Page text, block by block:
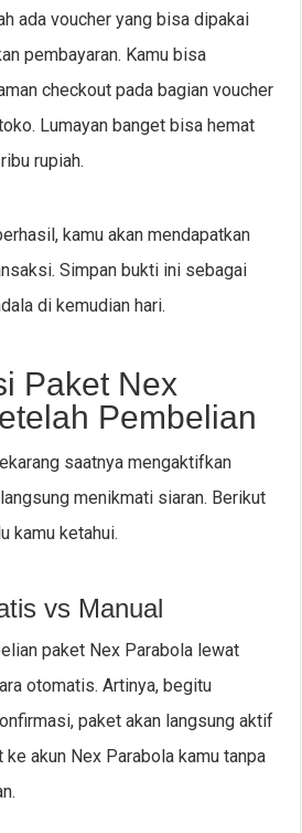
ada voucher yang bisa dipakai
pembayaran. Kamu bisa
checkout pada bagian voucher
Lumayan banget bisa hemat
rupiah.
kamu akan mendapatkan
Simpan bukti ini sebagai
di kemudian hari.
Paket Nex
Pembelian
saatnya mengaktifkan
menikmati siaran. Berikut
kamu ketahui.
vs Manual
paket Nex Parabola lewat
otomatis. Artinya, begitu
paket akan langsung aktif
akun Nex Parabola kamu tanpa